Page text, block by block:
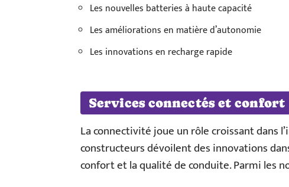
Les nouvelles batteries à haute capacité
Les améliorations en matière d’autonomie
Les innovations en recharge rapide
Services connectés et confort
La connectivité joue un rôle croissant dans
constructeurs dévoilent des innovations
confort et la qualité de conduite. Parmi les